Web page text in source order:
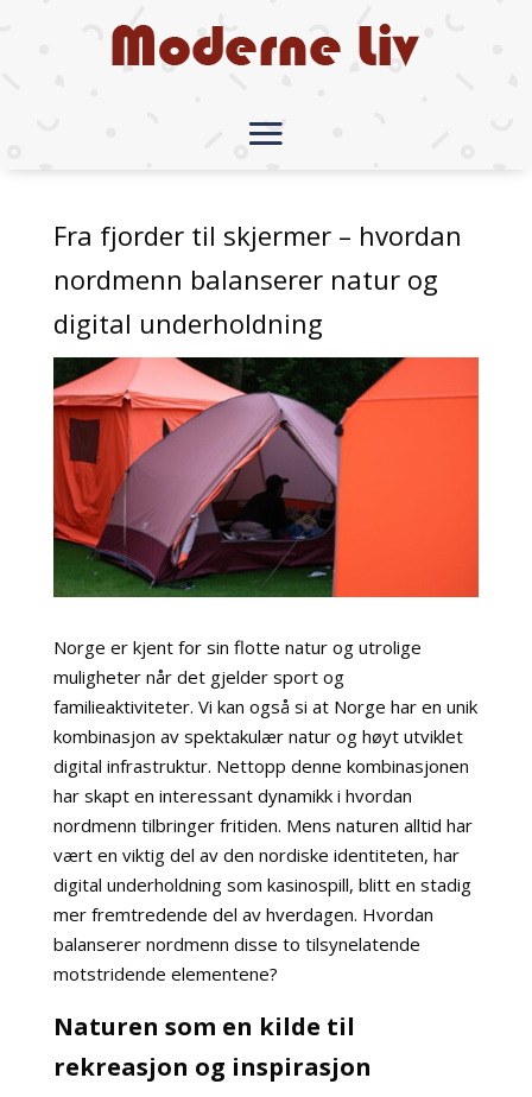
Fra fjorder til skjermer – hvordan
nordmenn balanserer natur og
digital underholdning
Norge er kjent for sin flotte natur og utrolige
muligheter når det gjelder sport og
familieaktiviteter. Vi kan også si at Norge har en unik
kombinasjon av spektakulær natur og høyt utviklet
digital infrastruktur. Nettopp denne kombinasjonen
har skapt en interessant dynamikk i hvordan
nordmenn tilbringer fritiden. Mens naturen alltid har
vært en viktig del av den nordiske identiteten, har
digital underholdning som kasinospill, blitt en stadig
mer fremtredende del av hverdagen. Hvordan
balanserer nordmenn disse to tilsynelatende
motstridende elementene?
Naturen som en kilde til
rekreasjon og inspirasjon